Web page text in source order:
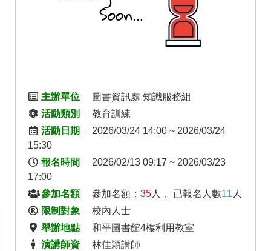
主辦單位
圖書資訊處 知識服務組
活動類別
教育訓練
活動日期
2026/03/24 14:00 ~ 2026/03/24
15:30
報名時間
2026/02/13 09:17 ~ 2026/03/23
17:00
參加名額
參加名額： 35 人， 已報名人數11 人
限制對象
校內人士
舉辦地點
和平圖書館4樓利用教室
演講師資
林佳穎講師